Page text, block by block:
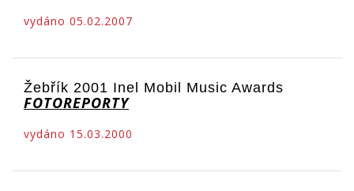
vydáno 05.02.2007
Žebřík 2001 Inel Mobil Music Awards
FOTOREPORTY
vydáno 15.03.2000